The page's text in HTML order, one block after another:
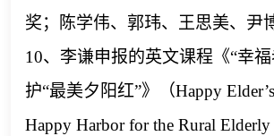
奖；陈学伟、郭玮、王思美、尹
10、 李谦申报的英文课程《“幸
护“最美夕阳红”》
（Happy Elder’s
Happy Harbor for the Rural